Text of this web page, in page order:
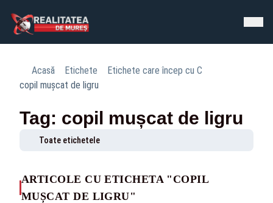
Acasă Etichete
Etichete care încep cu C
copil mușcat de ligru
Tag: copil mușcat de ligru
Toate etichetele
ARTICOLE CU ETICHETA "COPIL
MUȘCAT DE LIGRU"